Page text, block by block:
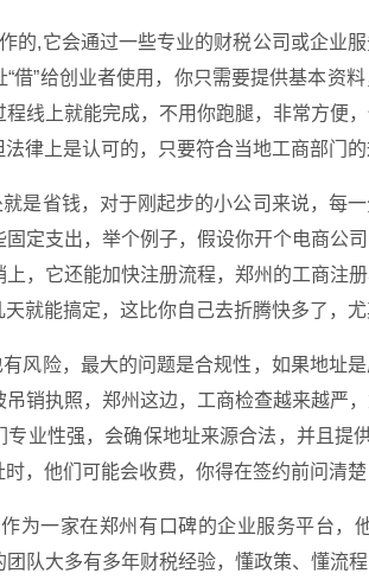
的,它会通过一些专业的财税公司或企业
借”给创业者使用，你只需要提供基本资
线上就能完成，不用你跑腿，非常方便
律上是认可的，只要符合当地工商部门的
是省钱，对于刚起步的小公司来说，每
定支出，举个例子，假设你开个电商公
，它还能加快注册流程，郑州的工商注
就能搞定，这比你自己去折腾快多了，尤
风险，最大的问题是合规性，如果地址
销执照，郑州这边，工商检查越来越严
业性强，会确保地址来源合法，并且提
，他们可能会收费，你得在签约前问清楚
为一家在郑州有口碑的企业服务平台，
队大多有多年财税经验，懂政策、懂流